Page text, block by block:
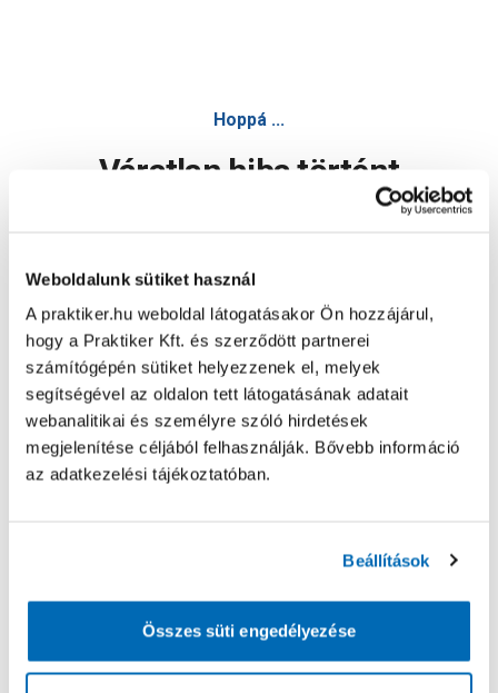
Weboldalunk sütiket használ
A praktiker.hu weboldal látogatásakor Ön hozzájárul,
hogy a Praktiker Kft. és szerződött partnerei
számítógépén sütiket helyezzenek el, melyek
segítségével az oldalon tett látogatásának adatait
webanalitikai és személyre szóló hirdetések
megjelenítése céljából felhasználják. Bővebb információ
az adatkezelési tájékoztatóban.
Beállítások
Összes süti engedélyezése
Hoppá ...
Váratlan hiba történt
Oldal újratöltése